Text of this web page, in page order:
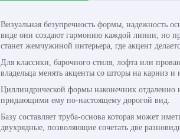
Визуальная безупречность формы, надежность
виде они создают гармонию каждой линии, но
станет жемчужиной интерьера, где акцент
Для классики, барочного стиля, лофта или
владельца менять акценты со шторы на карниз
Циллиндрической формы наконечник
придающими ему по-настоящему дорогой вид.
Базу составляет труба-основа которая может
двухрядные, позволяющие сочетать две